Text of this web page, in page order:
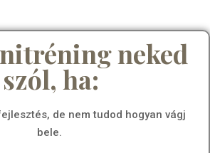
neked
szól, ha:
de nem tudod hogyan vágj
bele.